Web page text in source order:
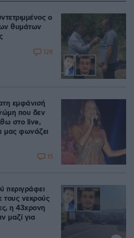
ο
θυμάτων
128
εμφάνισή
που δεν
στο live,
μας φωνάζει
15
περιγράφει
τους νεκρούς
η 43χρονη
μαζί για